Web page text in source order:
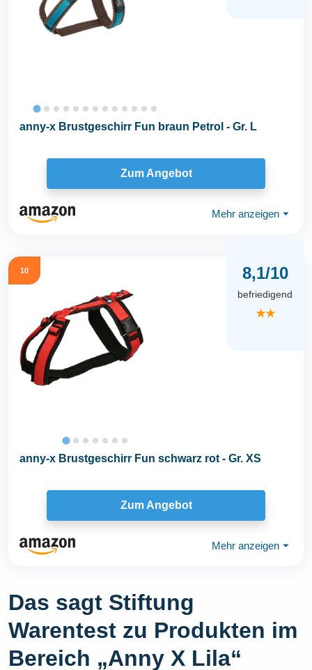
anny-x Brustgeschirr Fun braun Petrol - Gr. L
Zum Angebot
Mehr anzeigen ⏷
10 8,1/10
befriedigend
★★
anny-x Brustgeschirr Fun schwarz rot - Gr. XS
Zum Angebot
Mehr anzeigen ⏷
Das sagt Stiftung
Warentest zu Produkten im
Bereich „Anny X Lila“